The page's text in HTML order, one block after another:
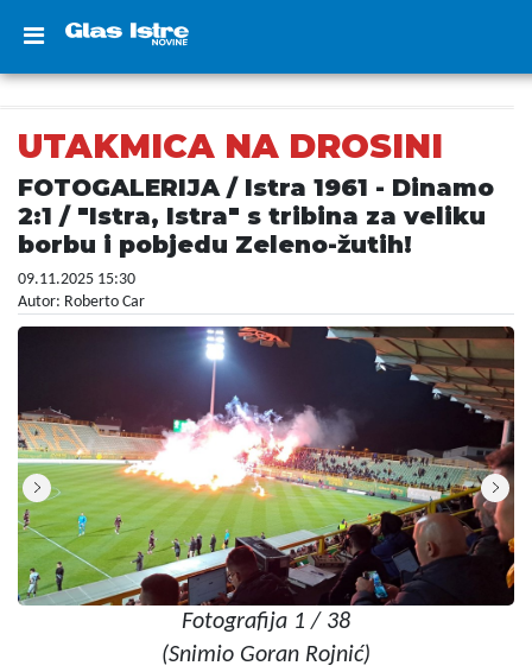
UTAKMICA NA DROSINI
FOTOGALERIJA / Istra 1961 - Dinamo
2:1 / "Istra, Istra" s tribina za veliku
borbu i pobjedu Zeleno-žutih!
09.11.2025 15:30
Autor: Roberto Car
Fotografija 1 / 38
(Snimio Goran Rojnić)